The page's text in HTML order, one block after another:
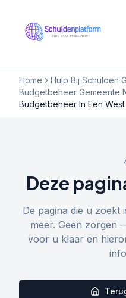
Home
Hulp Bij Schulden
Budgetbeheer Gemeente
Budgetbeheer In Een West
Deze
De pagina die u zoekt
meer. Geen zorgen
voor u klaar en